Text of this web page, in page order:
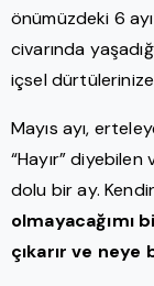
önümüzdeki 6
civarında
içsel
Mayıs ayı,
“Hayır”
dolu bir ay.
olmayacağımı
çıkarır ve neye